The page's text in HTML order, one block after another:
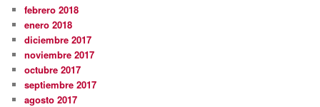
febrero 2018
enero 2018
diciembre 2017
noviembre 2017
octubre 2017
septiembre 2017
agosto 2017